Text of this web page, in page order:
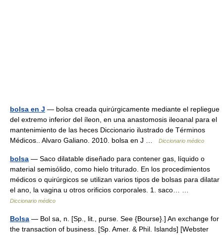
bolsa en J — bolsa creada quirúrgicamente mediante el repliegue
del extremo inferior del íleon, en una anastomosis ileoanal para el
mantenimiento de las heces Diccionario ilustrado de Términos
Médicos.. Alvaro Galiano. 2010. bolsa en J …
Diccionario médico
bolsa — Saco dilatable diseñado para contener gas, líquido o
material semisólido, como hielo triturado. En los procedimientos
médicos o quirúrgicos se utilizan varios tipos de bolsas para dilatar
el ano, la vagina u otros orificios corporales. 1. saco… …
Diccionario médico
Bolsa — Bol sa, n. [Sp., lit., purse. See {Bourse}.] An exchange for
the transaction of business. [Sp. Amer. & Phil. Islands] [Webster